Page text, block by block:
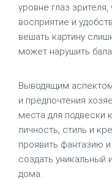
уровне глаз
восприятие и
вешать картину
может нарушить
Выводящим
и предпочтения
места для подвески
личность, стиль и
проявить фантазию
создать
дома.